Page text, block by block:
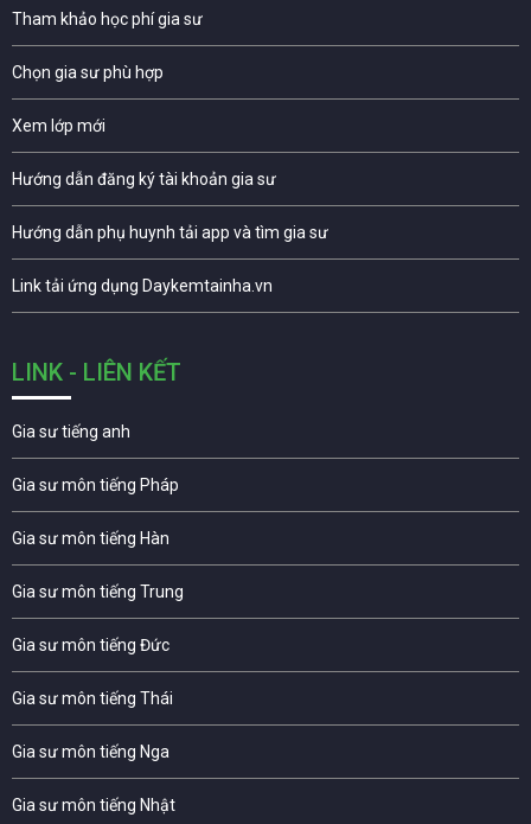
Tham khảo học phí gia sư
Chọn gia sư phù hợp
Xem lớp mới
Hướng dẫn đăng ký tài khoản gia sư
Hướng dẫn phụ huynh tải app và tìm gia sư
Link tải ứng dụng Daykemtainha.vn
LINK - LIÊN KẾT
Gia sư tiếng anh
Gia sư môn tiếng Pháp
Gia sư môn tiếng Hàn
Gia sư môn tiếng Trung
Gia sư môn tiếng Đức
Gia sư môn tiếng Thái
Gia sư môn tiếng Nga
Gia sư môn tiếng Nhật